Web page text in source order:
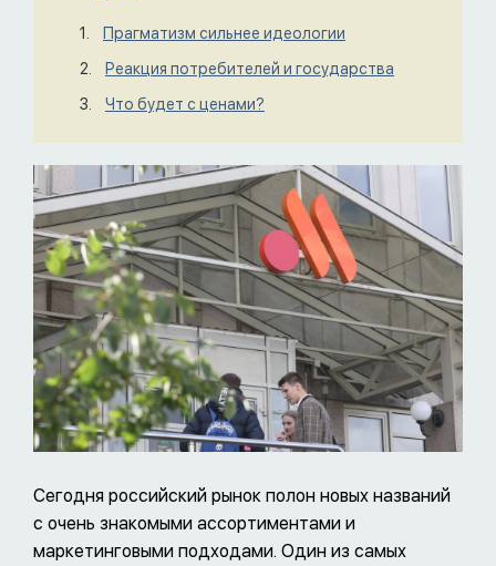
Прагматизм сильнее идеологии
Реакция потребителей и государства
Что будет с ценами?
Сегодня российский рынок полон новых названий
с очень знакомыми ассортиментами и
маркетинговыми подходами. Один из самых